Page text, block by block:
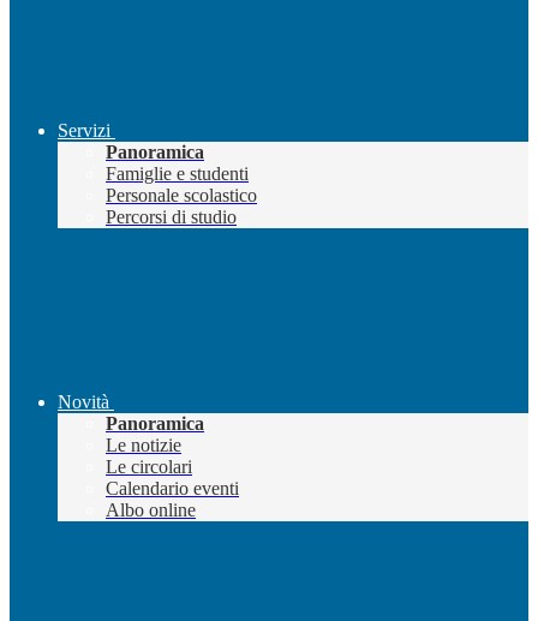
Servizi
Panoramica
Famiglie e studenti
Personale scolastico
Percorsi di studio
Novità
Panoramica
Le notizie
Le circolari
Calendario eventi
Albo online